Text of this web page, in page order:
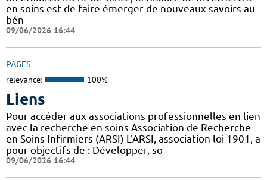
en soins est de faire émerger de nouveaux savoirs au
bén
09/06/2026 16:44
PAGES
relevance: 100%
Liens
Pour accéder aux associations professionnelles en lien
avec la recherche en soins Association de Recherche
en Soins Infirmiers (ARSI) L'ARSI, association loi 1901, a
pour objectifs de : Développer, so
09/06/2026 16:44